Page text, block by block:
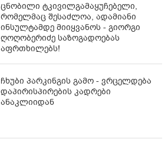
ცნობილი ტკივილგამაყუჩებელი,
რომელმაც შესაძლოა, ადამიანი
ინსულტამდე მიიყვანოს - გიორგი
ღოღობერიძე საზოგადოებას
აფრთხილებს!
ჩხუბი პარკინგის გამო - ვრცელდება
დაპირისპირების კადრები
ანაკლიიდან